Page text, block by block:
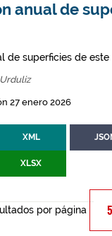
anual de
de superficies de este
27 enero 2026
XML
XLSX
por página